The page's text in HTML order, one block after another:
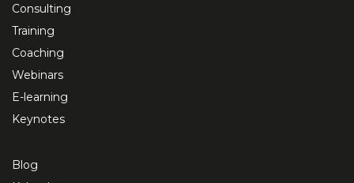
Consulting
Training
Coaching
Webinars
E-learning
Keynotes
Blog